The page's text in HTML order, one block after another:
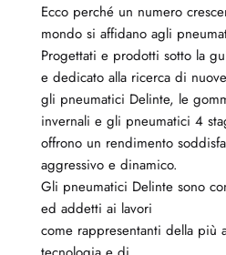
Ecco perché un numero
mondo si affidano agli
Progettati e prodotti sotto la
e dedicato alla ricerca di
gli pneumatici Delinte, le
invernali e gli pneumatici 4
offrono un rendimento
aggressivo e dinamico.
Gli pneumatici Delinte sono
ed addetti ai lavori
come rappresentanti della più